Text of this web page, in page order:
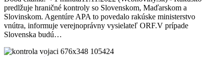
Slovenskom
až
do
12.
predlžuje hraničné kontroly so Slovenskom, Maďarskom a
Slovinskom. Agentúre APA to povedalo rakúske ministerstvo
vnútra, informuje verejnoprávny vysielateľ ORF.V prípade
Slovenska budú…